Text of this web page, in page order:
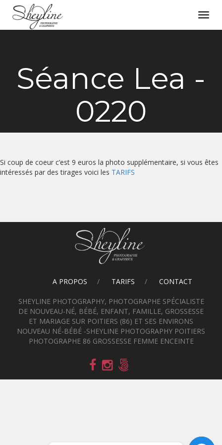
Séance Lea -
0220
Si coup de coeur c’est 9 euros la photo supplémentaire, si vous êtes
intéressés par des tirages voici les TARIFS
A PROPOS TARIFS CONTACT
SHEYLINE PHOTOGRAPHY, PHOTOGRAPHE SPÉCIALISTE
DE NOUVEAU-NÉ, BÉBÉ, ENFANT, FAMILLE, GROSSESSE
ET MARIAGE SUR POITIERS (86) ET SES ENVIRONS
NOUVEAU NÉ-BÉBÉ -SHEYLINE PHOTOGRAPHY POITIERS
PHOTOGRAPHE 86 GROSSESSE FEMME ENCEINTE